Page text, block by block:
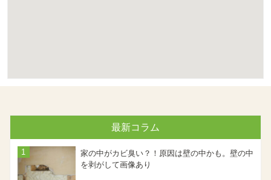
最新コラム
家の中がカビ臭い？！原因は壁の中かも。壁の中
を剥がして画像あり